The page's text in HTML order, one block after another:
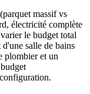
massif vs
électricité complète
le budget total
salle de bains
plombier et un